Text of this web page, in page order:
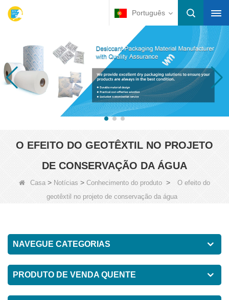
Português
O EFEITO DO GEOTÊXTIL NO PROJETO
DE CONSERVAÇÃO DA ÁGUA
Casa > Notícias > Conhecimento do produto >
O efeito do
geotêxtil no projeto de conservação da água
NAVEGUE CATEGORIAS
PRODUTO DE VENDA QUENTE